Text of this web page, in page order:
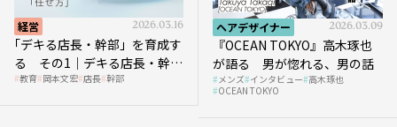
経営 2026.03.16
｢デキる店長・幹部」を育成す
る その1｜デキる店長・幹部
の「任せ方」
教育 岡本文宏 店長 幹部
ヘアデザイナー 2026.03.09
『OCEAN TOKYO』高木琢也
が語る 男が惚れる、男の話
メンズ インタビュー 高木琢也
OCEAN TOKYO